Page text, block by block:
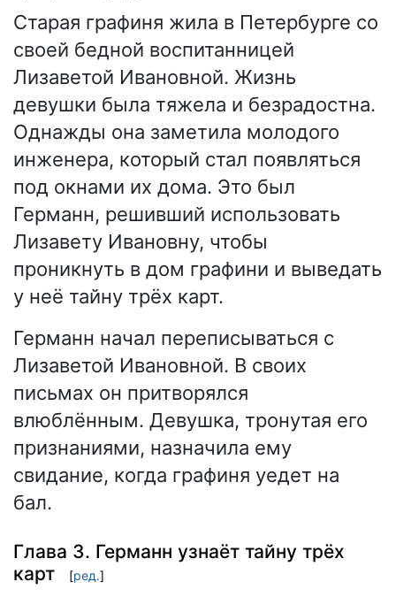
Старая графиня жила в Петербурге со
своей бедной воспитанницей
Лизаветой Ивановной. Жизнь
девушки была тяжела и безрадостна.
Однажды она заметила молодого
инженера, который стал появляться
под окнами их дома. Это был
Германн, решивший использовать
Лизавету Ивановну, чтобы
проникнуть в дом графини и выведать
у неё тайну трёх карт.
Германн начал переписываться с
Лизаветой Ивановной. В своих
письмах он притворялся
влюблённым. Девушка, тронутая его
признаниями, назначила ему
свидание, когда графиня уедет на
бал.
Глава 3. Германн узнаёт тайну трёх
карт
[ред.]